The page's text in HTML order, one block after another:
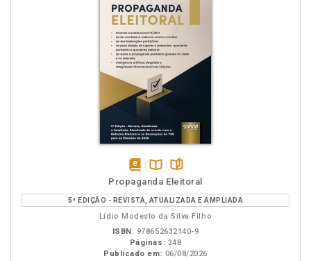
disponível
em
eBook
Disponível
na
B.V.
páginas
Propaganda Eleitoral
5ª EDIÇÃO - REVISTA, ATUALIZADA E AMPLIADA
Lídio Modesto da Silva Filho
ISBN: 978652632140-9
Páginas: 348
Publicado em: 06/08/2026